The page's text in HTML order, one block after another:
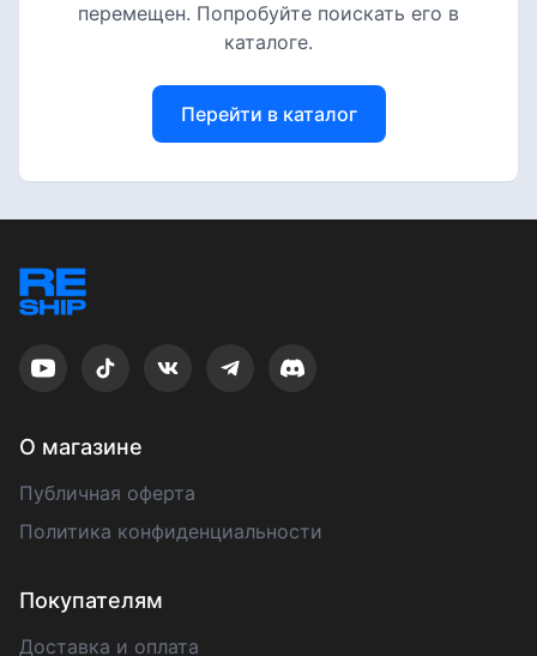
перемещен. Попробуйте поискать его в
каталоге.
Перейти в каталог
О магазине
Публичная оферта
Политика конфиденциальности
Покупателям
Доставка и оплата